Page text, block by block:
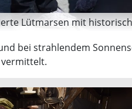
Lütmarsen mit
bei strahlendem